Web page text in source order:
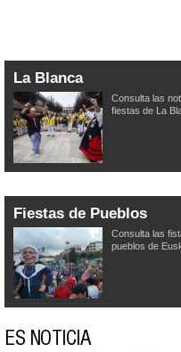
La Blanca
Consulta las
fiestas de La
Fiestas de Pueblos
Consulta las
pueblos de
ES NOTICIA